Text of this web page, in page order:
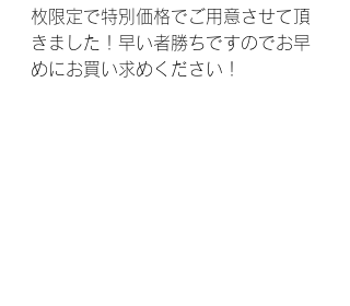
枚限定で特別価格でご用意させて頂
きました！早い者勝ちですのでお早
めにお買い求めください！